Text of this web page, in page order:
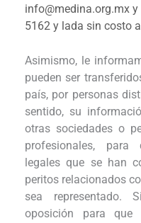
info@medina.org.mx
5162 y lada sin costo
Asimismo, le
pueden ser
país, por personas
sentido, su
otras sociedades o
profesionales, para
legales que se han
peritos relacionados
sea representado.
oposición para que